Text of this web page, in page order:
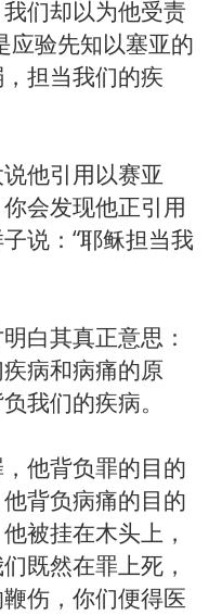
们却以为他受责
应验先知以塞亚的
担当我们的疾
他引用以赛亚
会发现他正引用
说：“耶稣担当我
白其真正意思：
病和病痛的原
我们的疾病。
他背负罪的目的
背负病痛的目的
被挂在木头上，
既然在罪上死，
伤，你们便得医